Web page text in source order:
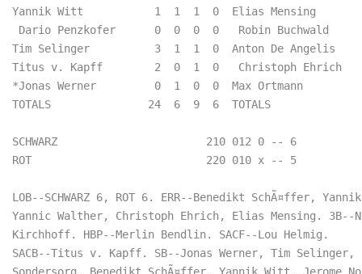
Yannik Witt           1  1  1  0  Elias Mensing
Dario Penzkofer      0  0  0  0   Robin Buchwald
Tim Selinger          3  1  1  0  Anton De
Titus v. Kapff        2  0  1  0   Christoph
*Jonas Werner         0  1  0  0  Max Ortmann
TOTALS               24  6  9  6  TOTALS
SCHWARZ                       210 012 0 -- 6
ROT                           220 010 x -- 5
LOB--SCHWARZ 6, ROT 6. ERR--Benedikt SchÃ¤ffer,
Yannic Walther, Christoph Ehrich, Elias Mensing. 3B--
Kirchhoff. HBP--Merlin Bendlin. SACF--Lou Helmig.
SACB--Titus v. Kapff. SB--Jonas Werner, Tim Selinger,
Sondersorg, Benedikt SchÃ¤ffer, Yannik Witt, Jerome